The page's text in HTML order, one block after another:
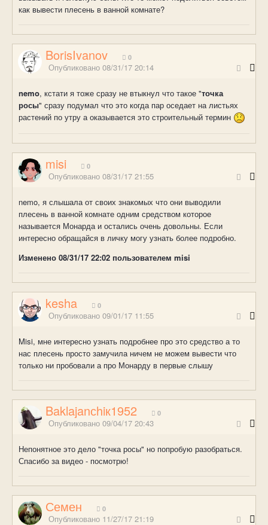
как вывести плесень в ванной комнате?
BorisIvanov 0
Опубликовано 08/31/17 20:14
nemo, кстати я тоже сразу не втыкнул что такое "точка
росы" сразу подумал что это когда пар оседает на листьях
растений по утру а оказывается это строительный термин
misi 0
Опубликовано 08/31/17 21:55
nemo, я слышала от своих знакомых что они выводили
плесень в ванной комнате одним средством которое
называется Монарда и остались очень довольны. Если
интересно обращайся в личку могу узнать более подробно.
Изменено 08/31/17 22:02 пользователем misi
kesha 0
Опубликовано 09/01/17 11:55
Misi, мне интересно узнать подробнее про это средство а то
нас плесень просто замучила ничем не можем вывести что
только ни пробовали а про Монарду в первые слышу
Baklajanсhiк1952 0
Опубликовано 09/04/17 20:43
Непонятное это дело "точка росы" но попробую разобраться.
Спасибо за видео - посмотрю!
Семен 0
Опубликовано 11/27/17 21:19